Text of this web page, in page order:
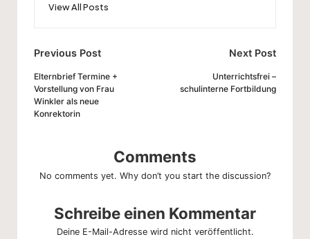
View All Posts
Post
navigation
Previous Post
Elternbrief Termine +
Vorstellung von Frau
Winkler als neue
Konrektorin
Next Post
Unterrichtsfrei –
schulinterne Fortbildung
Comments
No comments yet. Why don’t you start the discussion?
Schreibe einen Kommentar
Deine E-Mail-Adresse wird nicht veröffentlicht.